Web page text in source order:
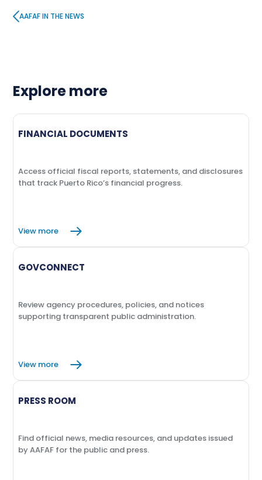
AAFAF IN THE NEWS
Explore more
FINANCIAL DOCUMENTS
Access official fiscal reports, statements, and disclosures
that track Puerto Rico’s financial progress.
View more
GOVCONNECT
Review agency procedures, policies, and notices
supporting transparent public administration.
View more
PRESS ROOM
Find official news, media resources, and updates issued
by AAFAF for the public and press.